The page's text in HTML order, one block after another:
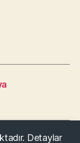
Detaylar